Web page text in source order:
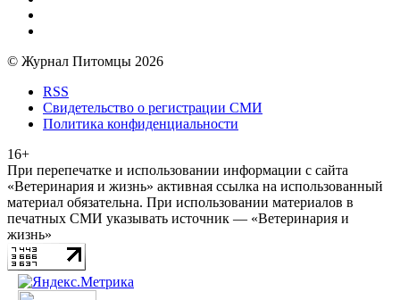
© Журнал Питомцы 2026
RSS
Свидетельство о регистрации СМИ
Политика конфиденциальности
16+
При перепечатке и использовании информации с сайта
«Ветеринария и жизнь» активная ссылка на использованный
материал обязательна. При использовании материалов в
печатных СМИ указывать источник — «Ветеринария и
жизнь»